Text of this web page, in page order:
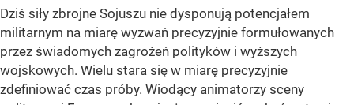
Dziś siły zbrojne Sojuszu nie dysponują potencjałem
militarnym na miarę wyzwań precyzyjnie formułowanych
przez świadomych zagrożeń polityków i wyższych
wojskowych. Wielu stara się w miarę precyzyjnie
zdefiniować czas próby. Wiodący animatorzy sceny